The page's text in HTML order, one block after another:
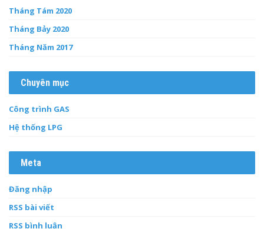
Tháng Tám 2020
Tháng Bảy 2020
Tháng Năm 2017
Chuyên mục
Công trình GAS
Hệ thống LPG
Meta
Đăng nhập
RSS bài viết
RSS bình luận